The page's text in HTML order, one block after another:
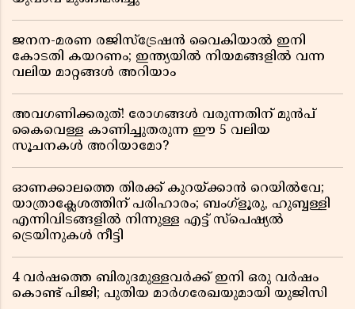
ജനന-മരണ രജിസ്ട്രേഷൻ വൈകിയാൽ ഇനി
കോടതി കയറണം; ഇന്ത്യയിൽ നിയമങ്ങളിൽ വന്ന
വലിയ മാറ്റങ്ങൾ അറിയാം
അവഗണിക്കരുത്! രോഗങ്ങൾ വരുന്നതിന് മുൻപ്
കൈവെള്ള കാണിച്ചുതരുന്ന ഈ 5 വലിയ
സൂചനകൾ അറിയാമോ?
ഓണക്കാലത്തെ തിരക്ക് കുറയ്ക്കാൻ റെയിൽവേ;
യാത്രാക്ലേശത്തിന് പരിഹാരം; ബംഗ്ളൂരു, ഹുബ്ബള്ളി
എന്നിവിടങ്ങളിൽ നിന്നുള്ള എട്ട് സ്പെഷ്യൽ
ട്രെയിനുകൾ നീട്ടി
4 വർഷത്തെ ബിരുദമുള്ളവർക്ക് ഇനി ഒരു വർഷം
കൊണ്ട് പിജി; പുതിയ മാർഗരേഖയുമായി യുജിസി